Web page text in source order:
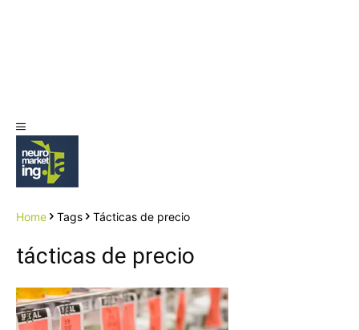
Home Tags Tácticas de precio
tácticas de precio